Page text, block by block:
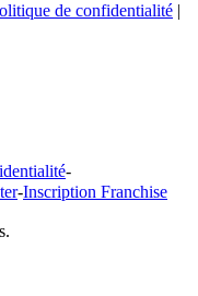
de confidentialité |
-
-Inscription Franchise